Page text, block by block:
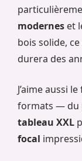
modernes et
bois solide,
durera des
J’aime aussi
formats — du
tableau XXL
focal